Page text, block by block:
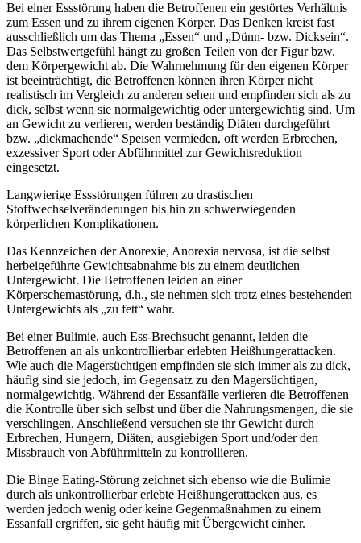
Bei einer Essstörung haben die Betroffenen ein gestörtes Verhältnis
zum Essen und zu ihrem eigenen Körper. Das Denken kreist fast
ausschließlich um das Thema „Essen“ und „Dünn- bzw. Dicksein“.
Das Selbstwertgefühl hängt zu großen Teilen von der Figur bzw.
dem Körpergewicht ab. Die Wahrnehmung für den eigenen Körper
ist beeinträchtigt, die Betroffenen können ihren Körper nicht
realistisch im Vergleich zu anderen sehen und empfinden sich als zu
dick, selbst wenn sie normalgewichtig oder untergewichtig sind. Um
an Gewicht zu verlieren, werden beständig Diäten durchgeführt
bzw. „dickmachende“ Speisen vermieden, oft werden Erbrechen,
exzessiver Sport oder Abführmittel zur Gewichtsreduktion
eingesetzt.
Langwierige Essstörungen führen zu drastischen
Stoffwechselveränderungen bis hin zu schwerwiegenden
körperlichen Komplikationen.
Das Kennzeichen der Anorexie, Anorexia nervosa, ist die selbst
herbeigeführte Gewichtsabnahme bis zu einem deutlichen
Untergewicht. Die Betroffenen leiden an einer
Körperschemastörung, d.h., sie nehmen sich trotz eines bestehenden
Untergewichts als „zu fett“ wahr.
Bei einer Bulimie, auch Ess-Brechsucht genannt, leiden die
Betroffenen an als unkontrollierbar erlebten Heißhungerattacken.
Wie auch die Magersüchtigen empfinden sie sich immer als zu dick,
häufig sind sie jedoch, im Gegensatz zu den Magersüchtigen,
normalgewichtig. Während der Essanfälle verlieren die Betroffenen
die Kontrolle über sich selbst und über die Nahrungsmengen, die sie
verschlingen. Anschließend versuchen sie ihr Gewicht durch
Erbrechen, Hungern, Diäten, ausgiebigen Sport und/oder den
Missbrauch von Abführmitteln zu kontrollieren.
Die Binge Eating-Störung zeichnet sich ebenso wie die Bulimie
durch als unkontrollierbar erlebte Heißhungerattacken aus, es
werden jedoch wenig oder keine Gegenmaßnahmen zu einem
Essanfall ergriffen, sie geht häufig mit Übergewicht einher.